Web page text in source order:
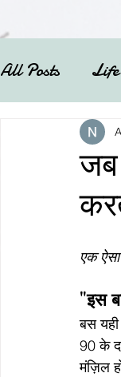
All Posts Life
Mental
जब
एक
"इस
बस
90 के
मंज़िल